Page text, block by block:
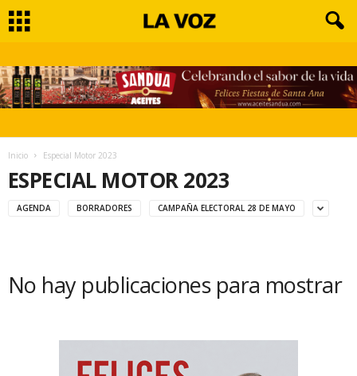
Inicio Especial Motor 2023
ESPECIAL MOTOR 2023
AGENDA BORRADORES CAMPAÑA ELECTORAL 28 DE MAYO
No hay publicaciones para mostrar